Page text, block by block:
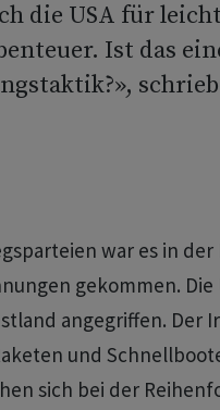
die USA für
Ist das
war es in der
gekommen. Die
angegriffen. Der
und
sich bei der